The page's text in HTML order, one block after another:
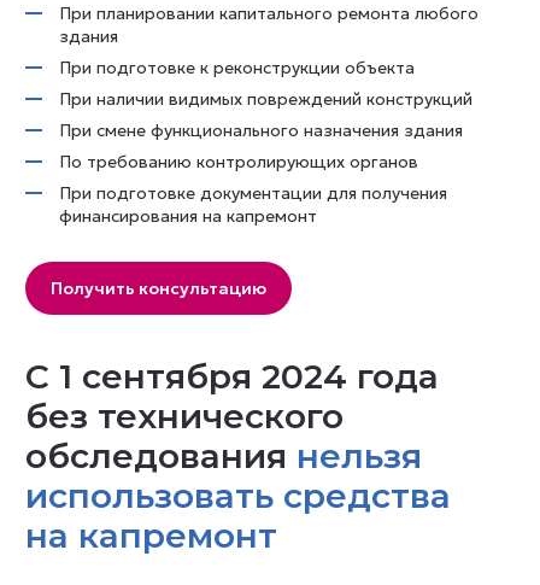
При планировании капитального ремонта любого
здания
При подготовке к реконструкции объекта
При наличии видимых повреждений конструкций
При смене функционального назначения здания
По требованию контролирующих органов
При подготовке документации для получения
финансирования на капремонт
Получить консультацию
С 1 сентября 2024 года
без технического
обследования нельзя
использовать средства
на капремонт